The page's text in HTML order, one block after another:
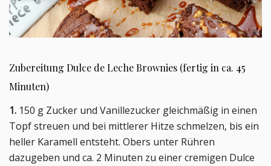
Zubereitung Dulce de Leche Brownies (fertig in ca. 45
Minuten)
1. 150 g Zucker und Vanillezucker gleichmäßig in einen
Topf streuen und bei mittlerer Hitze schmelzen, bis ein
heller Karamell entsteht. Obers unter Rühren
dazugeben und ca. 2 Minuten zu einer cremigen Dulce